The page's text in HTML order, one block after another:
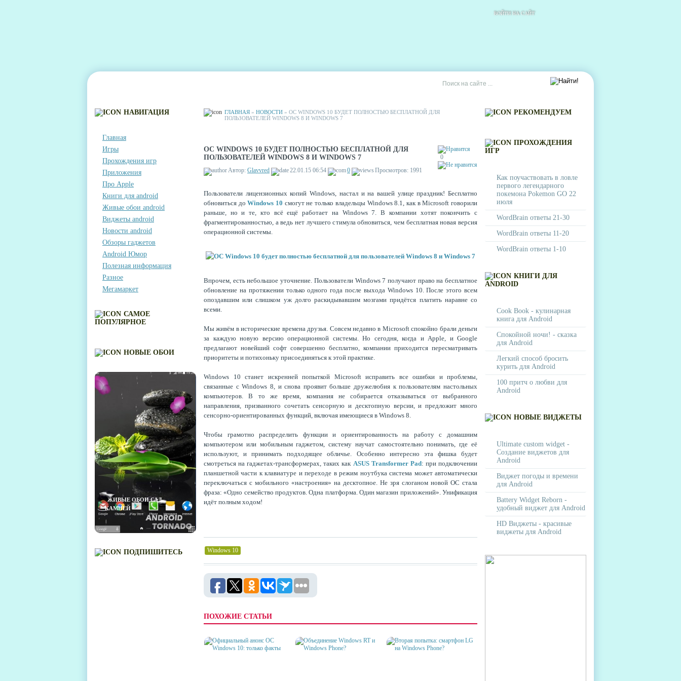
ВОЙТИ НА САЙТ
НАВИГАЦИЯ
Главная
Игры
Прохождения игр
Приложения
Про Apple
Книги для android
Живые обои android
Виджеты android
Новости android
Обзоры гаджетов
Android Юмор
Полезная информация
Разное
Мегамаркет
САМОЕ
ПОПУЛЯРНОЕ
НОВЫЕ ОБОИ
ЖИВЫЕ ОБОИ САД
КАМНЕЙ
ПОДПИШИТЕСЬ
ГЛАВНАЯ » НОВОСТИ » ОС WINDOWS 10 БУДЕТ ПОЛНОСТЬЮ БЕСПЛАТНОЙ ДЛЯ
ПОЛЬЗОВАТЕЛЕЙ WINDOWS 8 И WINDOWS 7
0
ОС WINDOWS 10 БУДЕТ ПОЛНОСТЬЮ БЕСПЛАТНОЙ ДЛЯ
ПОЛЬЗОВАТЕЛЕЙ WINDOWS 8 И WINDOWS 7
Автор: Glavvred 22.01.15 06:54 0 Просмотров: 1991
Пользователи лицензионных копий Windows, настал и на вашей улице праздник! Бесплатно
обновиться доWindows 10 смогут не только владельцы Windows 8.1, как в Microsoft говорили
раньше, но и те, кто всё ещё работает на Windows 7. В компании хотят покончить с
фрагментированностью, а ведь нет лучшего стимула обновиться, чем бесплатная новая версия
операционной системы.
Впрочем, есть небольшое уточнение. Пользователи Windows 7 получают право на бесплатное
обновление на протяжении только одного года после выхода Windows 10. После этого всем
опоздавшим или слишком уж долго раскидывавшим мозгами придётся платить наравне со
всеми.
Мы живём в исторические времена друзья. Совсем недавно в Microsoft спокойно брали деньги
за каждую новую версию операционной системы. Но сегодня, когда и Apple, и Google
предлагают новейший софт совершенно бесплатно, компании приходится пересматривать
приоритеты и потихоньку присоединяться к этой практике.
Windows 10 станет искренней попыткой Microsoft исправить все ошибки и проблемы,
связанные с Windows 8, и снова проявит больше дружелюбия к пользователям настольных
компьютеров. В то же время, компания не собирается отказываться от выбранного
направления, призванного сочетать сенсорную и десктопную версии, и предложит много
сенсорно-ориентированных функций, включая имеющиеся в Windows 8.
Чтобы грамотно распределить функции и ориентированность на работу с домашним
компьютером или мобильным гаджетом, систему научат самостоятельно понимать, где её
используют, и принимать подходящее обличье. Особенно интересно эта фишка будет
смотреться на гаджетах-трансформерах, таких как ASUS Transformer Pad: при подключении
планшетной части к клавиатуре и переходе в режим ноутбука система может автоматически
переключаться с мобильного «настроения» на десктопное. Не зря слоганом новой ОС стала
фраза: «Одно семейство продуктов. Одна платформа. Один магазин приложений». Унификация
идёт полным ходом!
Windows 10
ПОХОЖИЕ СТАТЬИ
РЕКОМЕНДУЕМ
ПРОХОЖДЕНИЯ
ИГР
Как поучаствовать в ловле
первого легендарного
покемона Pokemon GO 22
июля
WordBrain ответы 21-30
WordBrain ответы 11-20
WordBrain ответы 1-10
КНИГИ ДЛЯ
ANDROID
Cook Book - кулинарная
книга для Android
Спокойной ночи! - сказка
для Android
Легкий способ бросить
курить для Android
100 притч о любви для
Android
НОВЫЕ ВИДЖЕТЫ
Ultimate custom widget -
Создание виджетов для
Android
Виджет погоды и времени
для Android
Battery Widget Reborn -
удобный виджет для Android
HD Виджеты - красивые
виджеты для Android